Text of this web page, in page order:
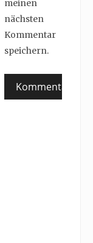
meinen
nächsten
Kommentar
speichern.